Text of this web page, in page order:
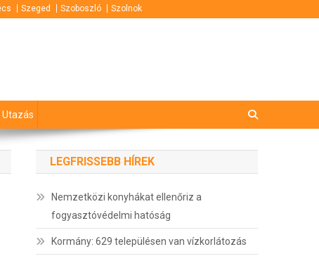
Szeged Szoboszló Szolnok
Utazás
LEGFRISSEBB HÍREK
Nemzetközi konyhákat ellenőriz a
fogyasztóvédelmi hatóság
Kormány: 629 településen van vízkorlátozás